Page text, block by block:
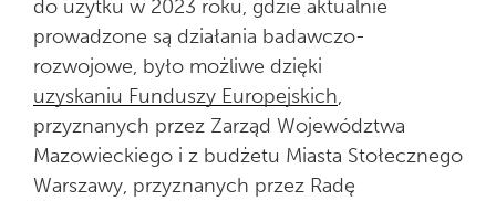
do użytku w 2023 roku, gdzie aktualnie
prowadzone są działania badawczo-
rozwojowe, było możliwe dzięki
uzyskaniu Funduszy Europejskich,
przyznanych przez Zarząd Województwa
Mazowieckiego i z budżetu Miasta Stołecznego
Warszawy, przyznanych przez Radę